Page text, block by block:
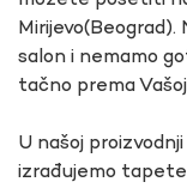
salon i nemamo
tačno prema
U našoj
izrađujemo